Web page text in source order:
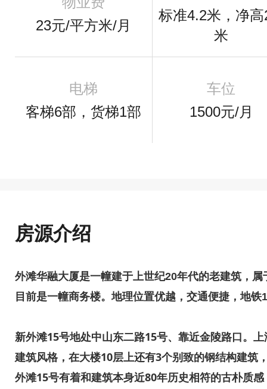
23元/平方米/月
标准4.2米，净高
米
电梯
客梯6部，货梯1部
车位
1500元/月
房源介绍
外滩华融大厦是一幢建于上世纪20年代的老建筑，
目前是一幢商务楼。地理位置优越，交通便捷，地铁
新外滩15号地处中山东二路15号、靠近金陵路口。
建筑风格，在大楼10层上还有3个别致的钢结构建筑
外滩15号有着和建筑本身近80年历史相符的古朴质